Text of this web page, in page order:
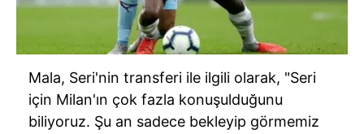
Mala, Seri'nin transferi ile ilgili olarak, "Seri
için Milan'ın çok fazla konuşulduğunu
biliyoruz. Şu an sadece bekleyip görmemiz